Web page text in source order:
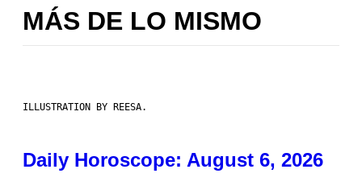
MÁS DE LO MISMO
ILLUSTRATION BY REESA.
Daily Horoscope: August 6, 2026